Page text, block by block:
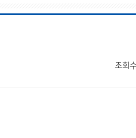
조회